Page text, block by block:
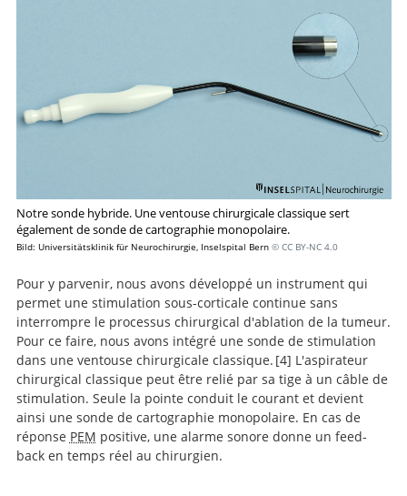
Notre sonde hybride. Une ventouse chirurgicale classique sert
également de sonde de cartographie monopolaire.
Bild: Universitätsklinik für Neurochirurgie, Inselspital Bern © CC BY-NC 4.0
Pour y parvenir, nous avons développé un instrument qui
permet une stimulation sous-corticale continue sans
interrompre le processus chirurgical d'ablation de la tumeur.
Pour ce faire, nous avons intégré une sonde de stimulation
dans une ventouse chirurgicale classique. 4
Continuous
dynamic mapping of the corticospinal tract during
surgery of motor eloquent brain tumors: evaluation of
a new method.
L'aspirateur
chirurgical classique peut être relié par sa tige à un câble de
stimulation. Seule la pointe conduit le courant et devient
ainsi une sonde de cartographie monopolaire. En cas de
réponse PEM positive, une alarme sonore donne un feed-
back en temps réel au chirurgien.